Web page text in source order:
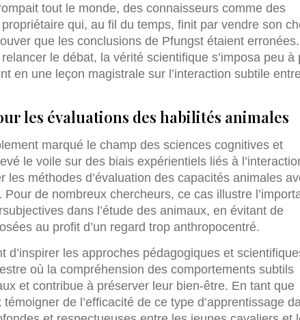
tout le monde, des connaisseurs comme des
qui, au fil du temps, finit par vendre son
que les conclusions de Pfungst étaient erronées.
le débat, la vérité scientifique s’imposa peu à
en une leçon magistrale sur l’interaction subtile
les évaluations des habilités animales
marqué le champ des sciences cognitives et
le voile sur des biais expérientiels liés à
les méthodes d’évaluation des capacités animales
de nombreux chercheurs, ce cas illustre
dans l’étude des animaux, en évitant de
au profit d’un regard trop anthropocentré.
d’inspirer les approches pédagogiques et
où la compréhension des comportements subtils
et contribue à préserver leur bien-être. En tant que
de l’efficacité de ce type d’apprentissage